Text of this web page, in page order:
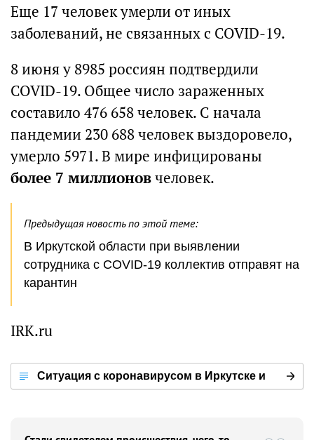
Еще 17 человек умерли от иных
заболеваний, не связанных с COVID-19.
8 июня у 8985 россиян подтвердили
COVID-19. Общее число зараженных
составило 476 658 человек. С начала
пандемии 230 688 человек выздоровело,
умерло 5971. В мире инфицированы
более 7 миллионовчеловек.
Предыдущая новость по этой теме:
В Иркутской области при выявлении
сотрудника с COVID-19 коллектив отправят на
карантин
IRK.ru
Ситуация с коронавирусом в Иркутске и